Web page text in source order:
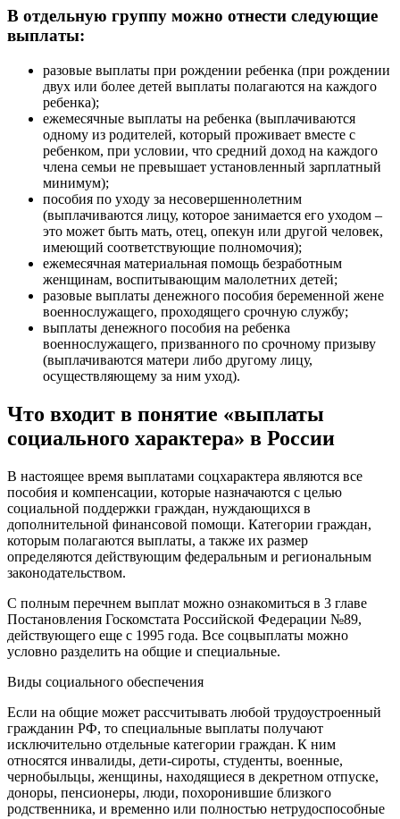
В отдельную группу можно отнести следующие
выплаты:
разовые выплаты при рождении ребенка (при рождении
двух или более детей выплаты полагаются на каждого
ребенка);
ежемесячные выплаты на ребенка (выплачиваются
одному из родителей, который проживает вместе с
ребенком, при условии, что средний доход на каждого
члена семьи не превышает установленный зарплатный
минимум);
пособия по уходу за несовершеннолетним
(выплачиваются лицу, которое занимается его уходом –
это может быть мать, отец, опекун или другой человек,
имеющий соответствующие полномочия);
ежемесячная материальная помощь безработным
женщинам, воспитывающим малолетних детей;
разовые выплаты денежного пособия беременной жене
военнослужащего, проходящего срочную службу;
выплаты денежного пособия на ребенка
военнослужащего, призванного по срочному призыву
(выплачиваются матери либо другому лицу,
осуществляющему за ним уход).
Что входит в понятие «выплаты
социального характера» в России
В настоящее время выплатами соцхарактера являются все
пособия и компенсации, которые назначаются с целью
социальной поддержки граждан, нуждающихся в
дополнительной финансовой помощи. Категории граждан,
которым полагаются выплаты, а также их размер
определяются действующим федеральным и региональным
законодательством.
С полным перечнем выплат можно ознакомиться в 3 главе
Постановления Госкомстата Российской Федерации №89,
действующего еще с 1995 года. Все соцвыплаты можно
условно разделить на общие и специальные.
Виды социального обеспечения
Если на общие может рассчитывать любой трудоустроенный
гражданин РФ, то специальные выплаты получают
исключительно отдельные категории граждан. К ним
относятся инвалиды, дети-сироты, студенты, военные,
чернобыльцы, женщины, находящиеся в декретном отпуске,
доноры, пенсионеры, люди, похоронившие близкого
родственника, и временно или полностью нетрудоспособные